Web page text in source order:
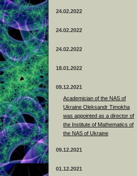
24.02.2022
24.02.2022
24.02.2022
18.01.2022
09.12.2021
Academician of the NAS of
Ukraine Oleksandr Timokha
was appointed as a director of
the Institute of Mathematics of
the NAS of Ukraine
09.12.2021
01.12.2021